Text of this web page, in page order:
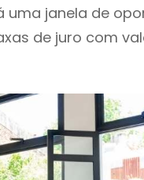
uma janela de
de juro com